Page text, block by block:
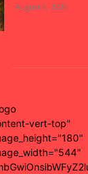
August 6, 2026
vert-top"